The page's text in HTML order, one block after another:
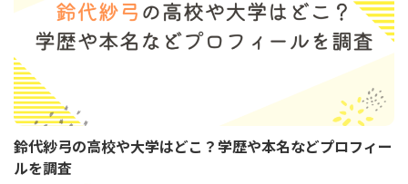
鈴代紗弓の高校や大学はどこ？学歴や本名などプロフィー
ルを調査